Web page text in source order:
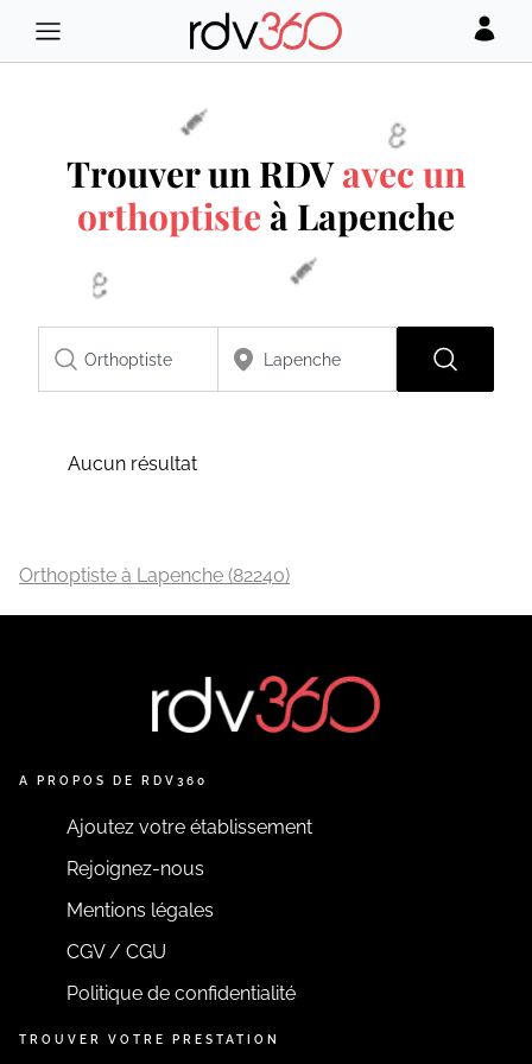
Trouver un RDVavec un
orthoptiste à Lapenche
Aucun résultat
Orthoptiste à Lapenche (82240)
A PROPOS DE RDV360
Ajoutez votre établissement
Rejoignez-nous
Mentions légales
CGV / CGU
Politique de confidentialité
TROUVER VOTRE PRESTATION